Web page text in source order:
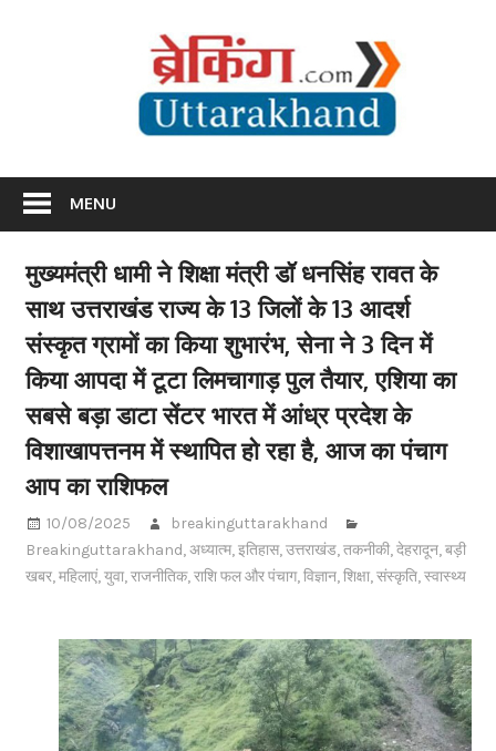
MENU
मुख्यमंत्री धामी ने शिक्षा मंत्री डॉ धनसिंह रावत के
साथ उत्तराखंड राज्य के 13 जिलों के 13 आदर्श
संस्कृत ग्रामों का किया शुभारंभ, सेना ने 3 दिन में
किया आपदा में टूटा लिमचागाड़ पुल तैयार, एशिया का
सबसे बड़ा डाटा सेंटर भारत में आंध्र प्रदेश के
विशाखापत्तनम में स्थापित हो रहा है, आज का पंचाग
आप का राशिफल
10/08/2025
breakinguttarakhand
Breakinguttarakhand,अध्यात्म,इतिहास,उत्तराखंड,तकनीकी,देहरादून,बड़ी
खबर,महिलाएं,युवा,राजनीतिक,राशि फल और पंचाग,विज्ञान,शिक्षा,संस्कृति,स्वास्थ्य